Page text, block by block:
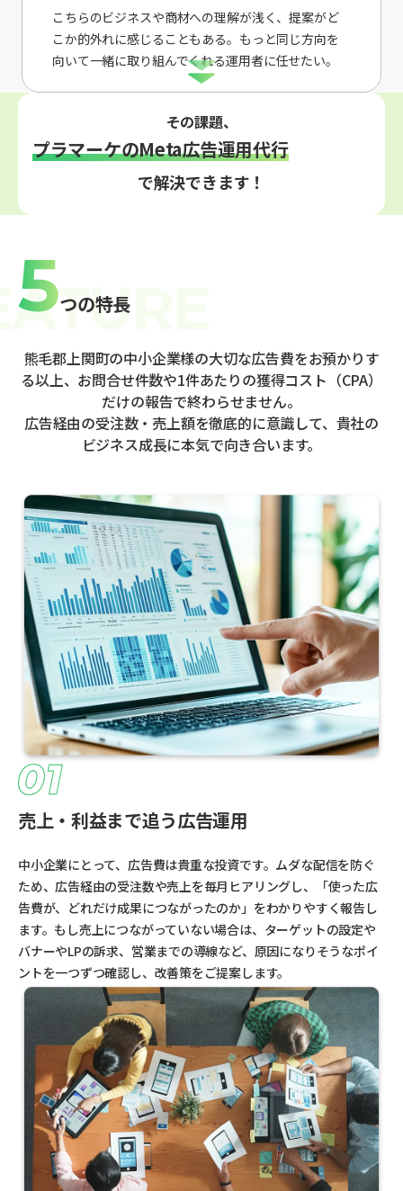
こちらのビジネスや商材への理解が浅く、提案がど
こか的外れに感じることもある。もっと同じ方向を
向いて一緒に取り組んでくれる運用者に任せたい。
その課題、
プラマーケのMeta広告運用代行
で解決できます！
5つの特長
熊毛郡上関町の中小企業様の大切な広告費をお預かりす
る以上、お問合せ件数や1件あたりの獲得コスト（CPA）
だけの報告で終わらせません。
広告経由の受注数・売上額を徹底的に意識して、貴社の
ビジネス成長に本気で向き合います。
売上・利益まで追う広告運用
中小企業にとって、広告費は貴重な投資です。ムダな配信を防ぐ
ため、広告経由の受注数や売上を毎月ヒアリングし、「使った広
告費が、どれだけ成果につながったのか」をわかりやすく報告し
ます。もし売上につながっていない場合は、ターゲットの設定や
バナーやLPの訴求、営業までの導線など、原因になりそうなポイ
ントを一つずつ確認し、改善策をご提案します。